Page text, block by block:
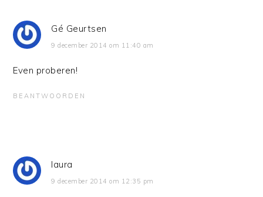
Gé Geurtsen
9 december 2014 om 11:40 am
Even proberen!
BEANTWOORDEN
laura
9 december 2014 om 12:35 pm